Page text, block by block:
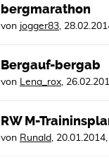
bergmarathon
von jogger83
Bergauf-bergab
von Lena_rox
RW M-
von Runald